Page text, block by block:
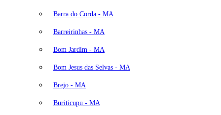
Barra do Corda - MA
Barreirinhas - MA
Bom Jardim - MA
Bom Jesus das Selvas - MA
Brejo - MA
Buriticupu - MA